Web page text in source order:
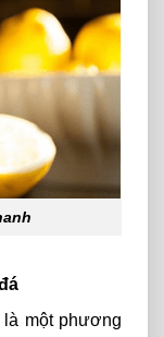
là mộtphương